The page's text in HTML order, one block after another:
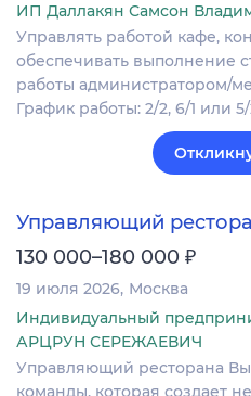
ИП Даллакян Самсон
Управлять работой кафе,
обеспечивать выполнение
работы администратором/
График работы: 2/2, 6/1 или
Управляющий
130 000–180 000 ₽
19 июля 2026 Москва
Индивидуальный
АРЦРУН СЕРЕЖАЕВИЧ
Управляющий ресторана Вы
команды, которая создает